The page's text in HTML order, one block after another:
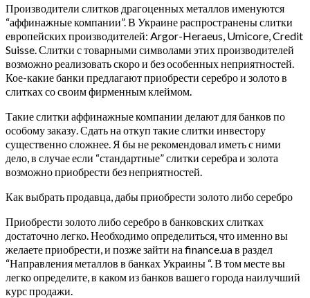
Производители слитков драгоценных металлов именуются
“аффинажные компании”. В Украине распространены слитки
европейских производителей: Argor-Heraeus, Umicore, Credit
Suisse. Слитки с товарными символами этих производителей
возможно реализовать скоро и без особенных неприятностей.
Кое-какие банки предлагают приобрести серебро и золото в
слитках со своим фирменным клеймом.
Такие слитки аффинажные компании делают для банков по
особому заказу. Сдать на откуп такие слитки инвестору
существенно сложнее. Я бы не рекомендовал иметь с ними
дело, в случае если “стандартные” слитки серебра и золота
возможно приобрести без неприятностей.
Как выбрать продавца, дабы приобрести золото либо серебро
Приобрести золото либо серебро в банковских слитках
достаточно легко. Необходимо определиться, что именно вы
желаете приобрести, и позже зайти на finance.ua в раздел
“Направления металлов в банках Украины “. В том месте вы
легко определите, в каком из банков вашего города наилучший
курс продажи.